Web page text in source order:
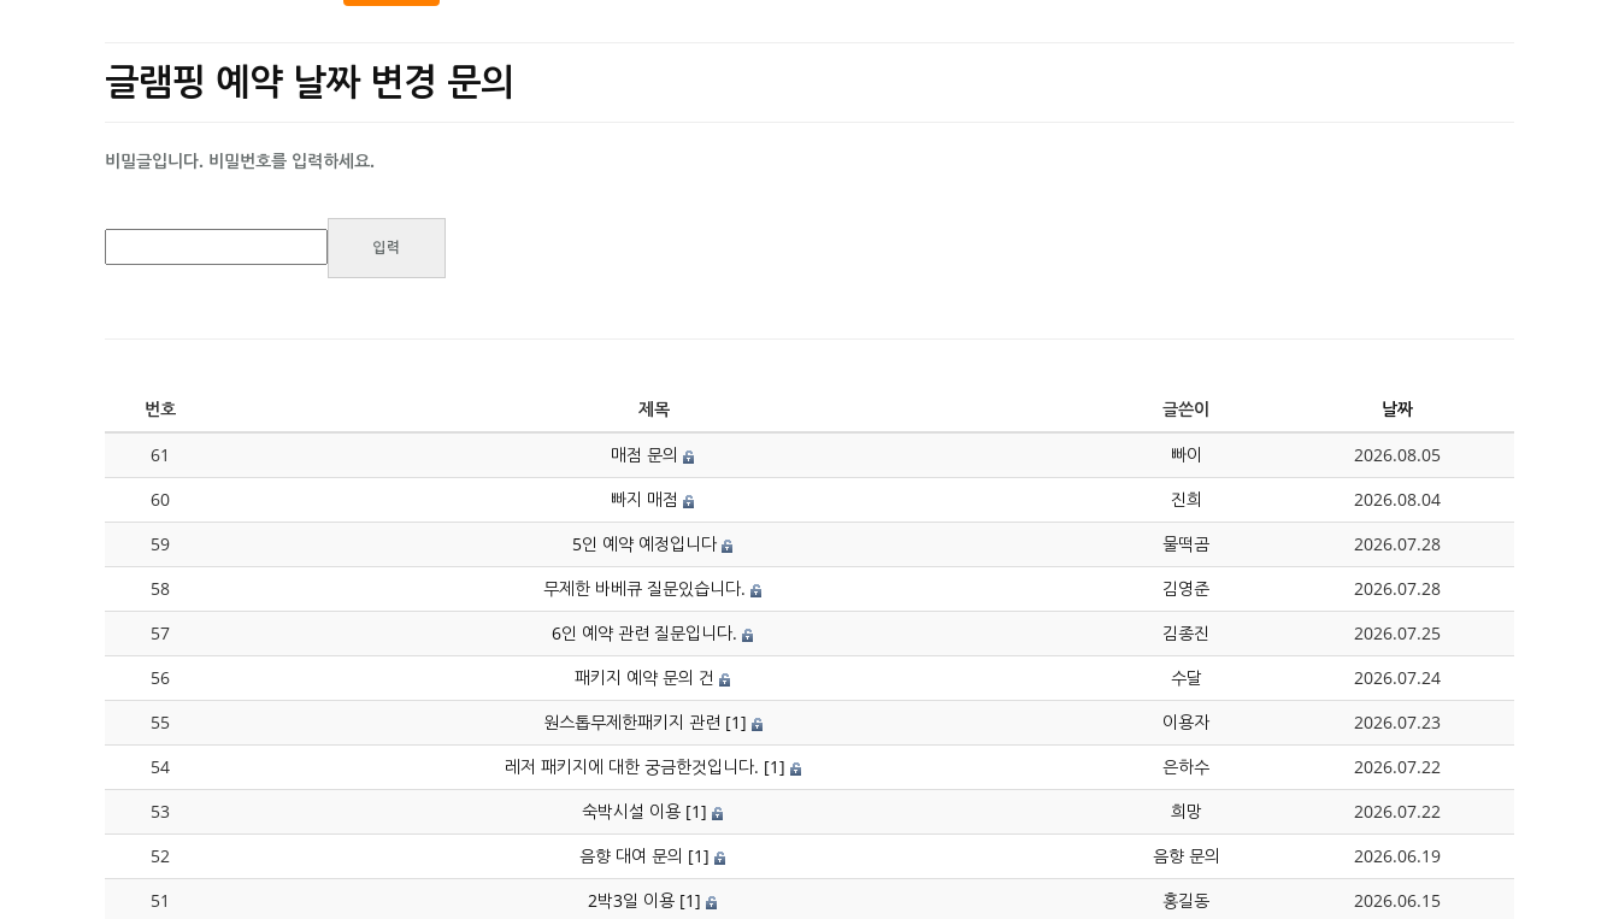
글램핑 예약 날짜 변경 문의
비밀글입니다. 비밀번호를 입력하세요.
번호 제목 글쓴이
날짜
61
매점 문의 빠이
2026.08.05
60
빠지 매점 진희
2026.08.04
59
5인 예약 예정입니다 물떡곰
2026.07.28
58
무제한 바베큐 질문있습니다. 김영준
2026.07.28
57
6인 예약 관련 질문입니다. 김종진
2026.07.25
56
패키지 예약 문의 건 수달
2026.07.24
55
원스톱무제한패키지 관련 [1] 이용자
2026.07.23
54
레저 패키지에 대한 궁금한것입니다. [1] 은하수
2026.07.22
53
숙박시설 이용 [1] 희망
2026.07.22
52
음향 대여 문의 [1] 음향 문의
2026.06.19
51
2박3일 이용 [1] 홍길동
2026.06.15